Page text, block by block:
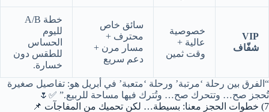
VIP
شفّاف
خصوصية
عالية +
وقت ثمين
سائق خاص
محترف +
مسار مرن +
دعم سريع
خطة A/B
لليوم
الحساس
للطقس دون
خسارة.
“الفرق بين رحلة ‘مرتبة’ ورحلة ‘متعبة’ في أبريل هو: تفاصيل صغيرة
تُحجز صح… وتتحرك صح… وتُترك فيها مساحة للربيع.” ✅🌷
7) خطوات الحجز معنا: بسيطة… لكن تحميك من المفاجآت 📌